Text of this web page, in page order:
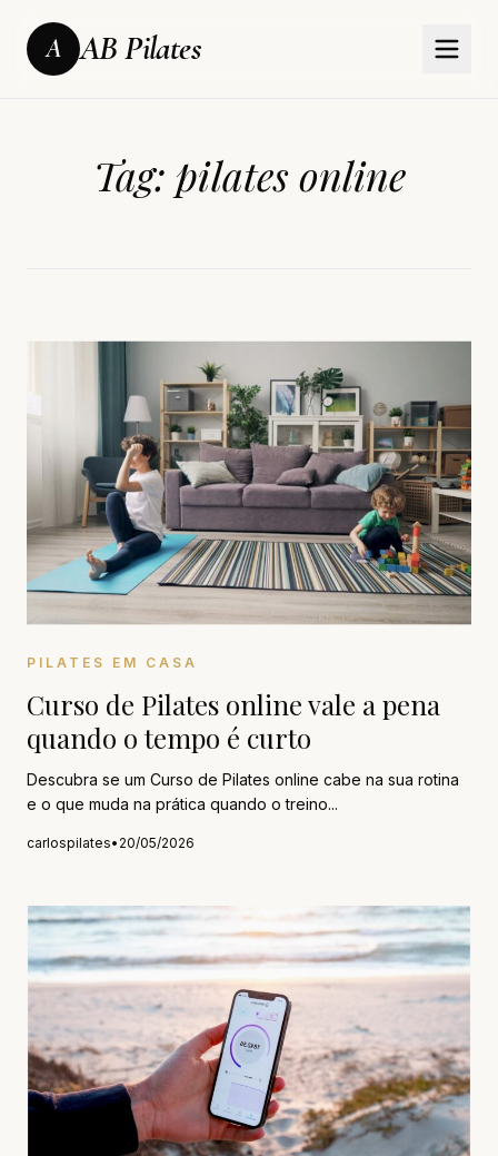
A AB Pilates
Tag: pilates online
PILATES EM CASA
Curso de Pilates online vale a pena
quando o tempo é curto
Descubra se um Curso de Pilates online cabe na sua rotina
e o que muda na prática quando o treino...
carlospilates• 20/05/2026